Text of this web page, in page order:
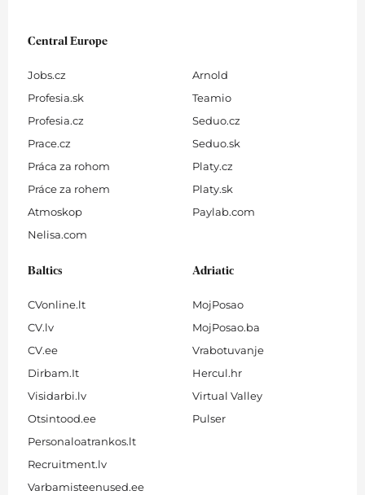
Central Europe
Jobs.cz
Profesia.sk
Profesia.cz
Prace.cz
Práca za rohom
Práce za rohem
Atmoskop
Nelisa.com
Arnold
Teamio
Seduo.cz
Seduo.sk
Platy.cz
Platy.sk
Paylab.com
Baltics
CVonline.lt
CV.lv
CV.ee
Dirbam.It
Visidarbi.lv
Otsintood.ee
Personaloatrankos.lt
Recruitment.lv
Varbamisteenused.ee
Adriatic
MojPosao
MojPosao.ba
Vrabotuvanje
Hercul.hr
Virtual Valley
Pulser